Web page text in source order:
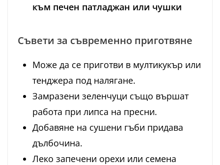
към печен патладжан или чушки
Съвети за съвременно приготвяне
Може да се приготви в мултикукър или
тенджера под налягане.
Замразени зеленчуци също вършат
работа при липса на пресни.
Добавяне на сушени гъби придава
дълбочина.
Леко запечени орехи или семена